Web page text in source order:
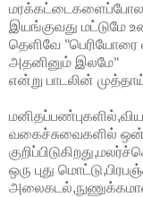
மரக்கட்டைகளைப்போல
இயங்குவது மட்டுமே
தெளிவே "பெரியோரை
அதனினும் இலமே"
என்று பாடலின்
மனிதப்பண்புகளில்,
வகைச்சுவைகளில்
குறிப்பிடுகிறது,
ஒரு புது மொட்டு,
அலைகடல்,